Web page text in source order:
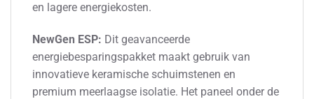
en lagere energiekosten.
NewGen ESP: Dit geavanceerde
energiebesparingspakket maakt gebruik van
innovatieve keramische schuimstenen en
premium meerlaagse isolatie. Het paneel onder de